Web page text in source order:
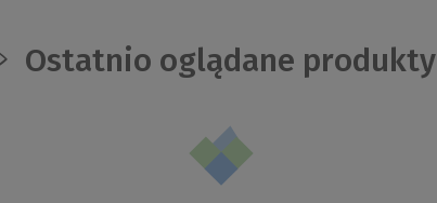
Ostatnio oglądane produkty